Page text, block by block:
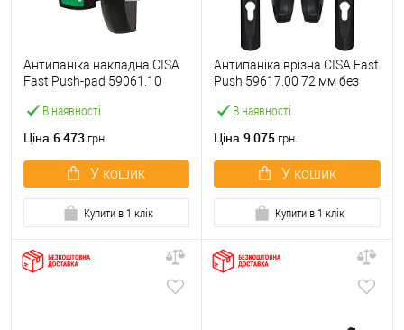
В наявності
Антипаніка накладна CISA
Fast Push-pad 59061.10
Ціна 6 473 грн.
У кошик
Купити в 1 клік
В наявності
Антипаніка врізна CISA Fast
Push 59617.00 72 мм без
Ціна 9 075 грн.
У кошик
Купити в 1 клік